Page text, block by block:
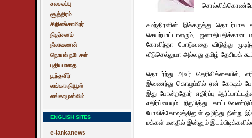
சலசலப்பு
சூத்திரம்
சிறிலங்காமிரர்
நிதர்சனம்
நீலாவணன்
நொயல் நடேசன்
புதியபாதை
பூந்தளிர்
லங்காஈநியூஸ்
லங்காமுஸ்லிம்
ENGLISH SITES
e-lankanews
சொல்லிக்கொண்டே
சுமந்திரனின் இக்கருத்து தொடர்பாக
செயற்பாட்டாளரும்,
கோவிந்தா போடுவதை விடுத்து
வீடுசெல்லுமா அல்லது தமிழ் தேசியக்
தொடர்ந்து அவர் தெரிவிக்கையில்,
இணைந்து கொழும்பில் ஏன் கோஷம்
இது போன்றதோர் எதிர்ப்பு
எதிர்ப்பையும் நிருபித்து
போலிக்கோஷத்தினுள் ஒழிந்து
மக்கள் மனதில் இன்னும்